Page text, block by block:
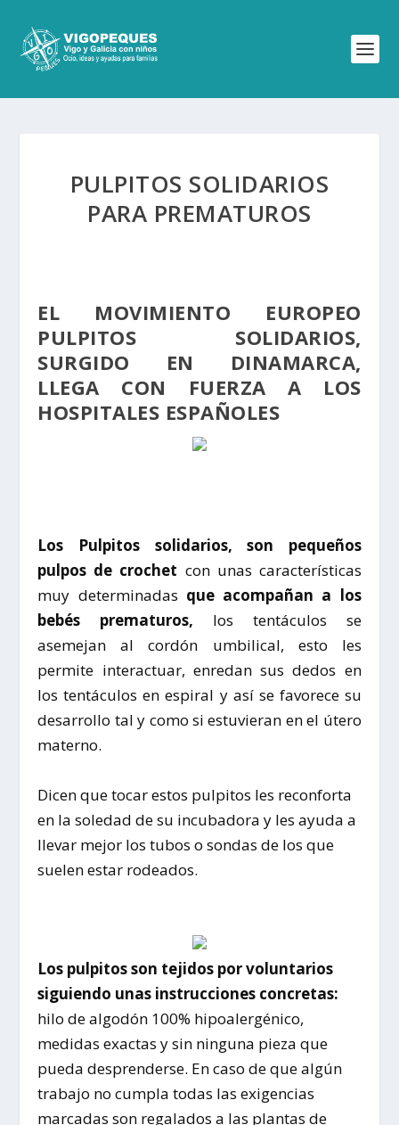
PULPITOS SOLIDARIOS
PARA PREMATUROS
EL MOVIMIENTO EUROPEO
PULPITOS SOLIDARIOS,
SURGIDO EN DINAMARCA,
LLEGA CON FUERZA A LOS
HOSPITALES ESPAÑOLES
Los Pulpitos solidarios, son pequeños
pulpos de crochet con unas características
muy determinadas que acompañan a los
bebés prematuros, los tentáculos se
asemejan al cordón umbilical, esto les
permite interactuar, enredan sus dedos en
los tentáculos en espiral y así se favorece su
desarrollo tal y como si estuvieran en el útero
materno.
Dicen que tocar estos pulpitos les reconforta
en la soledad de su incubadora y les ayuda a
llevar mejor los tubos o sondas de los que
suelen estar rodeados.
Los pulpitos son tejidos por voluntarios
siguiendo unas instrucciones concretas:
hilo de algodón 100% hipoalergénico,
medidas exactas y sin ninguna pieza que
pueda desprenderse. En caso de que algún
trabajo no cumpla todas las exigencias
marcadas son regalados a las plantas de